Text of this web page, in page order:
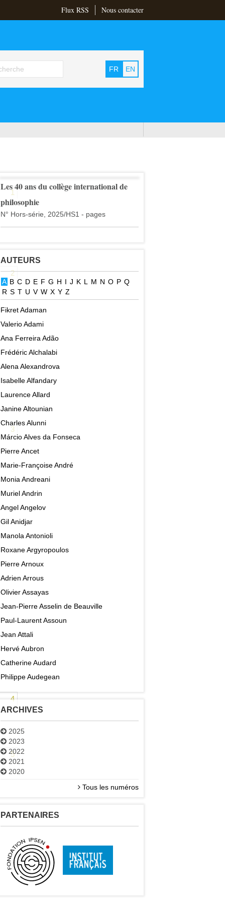
Flux RSS Nous contacter
FR EN
1
2
3
4
5
Les 40 ans du collège international de
philosophie
N° Hors-série, 2025/HS1 - pages
AUTEURS
A B C D E F G H I J K L M N O P Q
R S T U V W X Y Z
Fikret Adaman
Valerio Adami
Ana Ferreira Adão
Frédéric Alchalabi
Alena Alexandrova
Isabelle Alfandary
Laurence Allard
Janine Altounian
Charles Alunni
Márcio Alves da Fonseca
Pierre Ancet
Marie-Françoise André
Monia Andreani
Muriel Andrin
Angel Angelov
Gil Anidjar
Manola Antonioli
Roxane Argyropoulos
Pierre Arnoux
Adrien Arrous
Olivier Assayas
Jean-Pierre Asselin de Beauville
Paul-Laurent Assoun
Jean Attali
Hervé Aubron
Catherine Audard
Philippe Audegean
ARCHIVES
2025
2023
2022
2021
2020
Tous les numéros
PARTENAIRES